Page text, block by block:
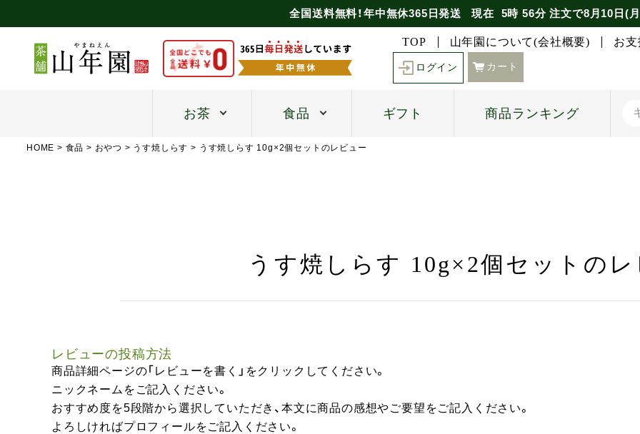
全国送料無料！年中無休365日発送 現在 5時 56分注文で8月10日(
TOP 山年園について(会社概要) お
ログイン カート
お茶 食品 ギフト 商品ランキング
HOME 食品 おやつ うす焼しらす うす焼しらす 10g×2個セットのレビュー
うす焼しらす 10g×2個セットの
レビューの投稿方法
商品詳細ページの「レビューを書く」をクリックしてください。
ニックネームをご記入ください。
おすすめ度を5段階から選択していただき、本文に商品の感想やご要望をご記入ください。
よろしければプロフィールをご記入ください。